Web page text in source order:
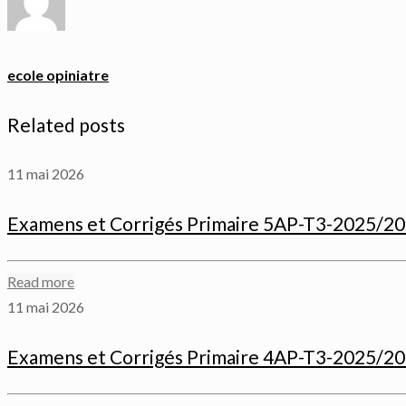
ecole opiniatre
Related posts
11 mai 2026
Examens et Corrigés Primaire 5AP-T3-2025/
Read more
11 mai 2026
Examens et Corrigés Primaire 4AP-T3-2025/